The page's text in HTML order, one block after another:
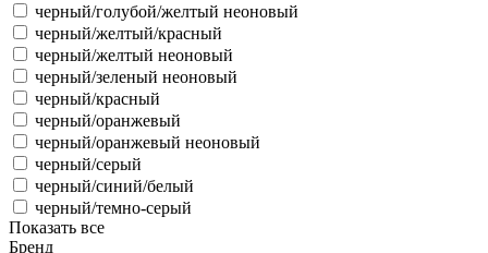
черный/голубой/желтый неоновый
черный/желтый/красный
черный/желтый неоновый
черный/зеленый неоновый
черный/красный
черный/оранжевый
черный/оранжевый неоновый
черный/серый
черный/синий/белый
черный/темно-серый
Показать все
Бренд